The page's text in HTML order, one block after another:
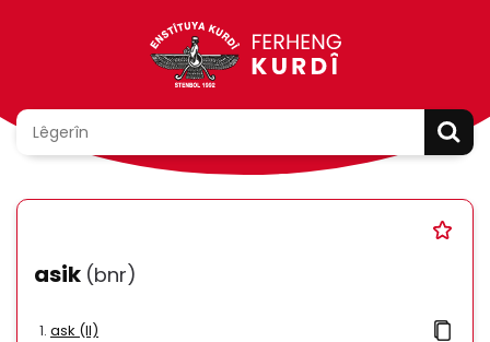
asik (bnr)
ask (II)